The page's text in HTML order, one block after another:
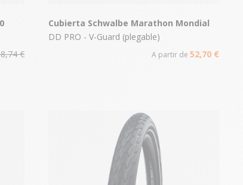
€
Cubierta Schwalbe Marathon Mondial
DD PRO - V-Guard (plegable)
A partir de 52,70 €